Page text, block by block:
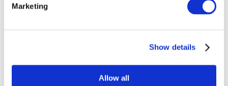
Marketing
Show details
Allow all
Ohne Subgenre